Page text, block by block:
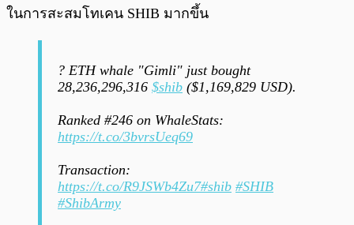
ในการสะสมโทเคน SHIB มากขึ้น
? ETH whale "Gimli" just bought
28,236,296,316 $shib ($1,169,829 USD).
Ranked #246 on WhaleStats:
https://t.co/3bvrsUeq69
Transaction:
https://t.co/R9JSWb4Zu7#shib #SHIB
#ShibArmy